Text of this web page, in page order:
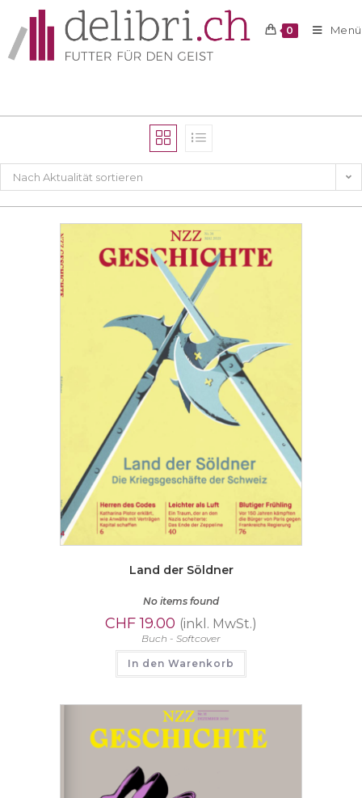
0 Menü
Nach Aktualität sortieren
Land der Söldner
No items found
CHF19.00 (inkl. MwSt.)
Buch - Softcover
In den Warenkorb